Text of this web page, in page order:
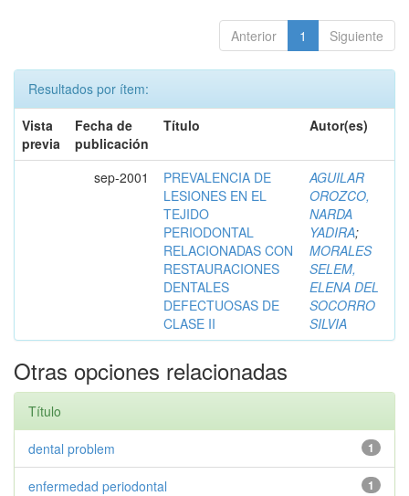
Anterior 1 Siguiente
Resultados por ítem:
Vista
previa
Fecha de
publicación
Título Autor(es)
sep-2001
PREVALENCIA DE
LESIONES EN EL
TEJIDO
PERIODONTAL
RELACIONADAS CON
RESTAURACIONES
DENTALES
DEFECTUOSAS DE
CLASE II
AGUILAR
OROZCO,
NARDA
YADIRA;
MORALES
SELEM,
ELENA DEL
SOCORRO
SILVIA
Otras opciones relacionadas
Título
1
dental problem
1
enfermedad periodontal